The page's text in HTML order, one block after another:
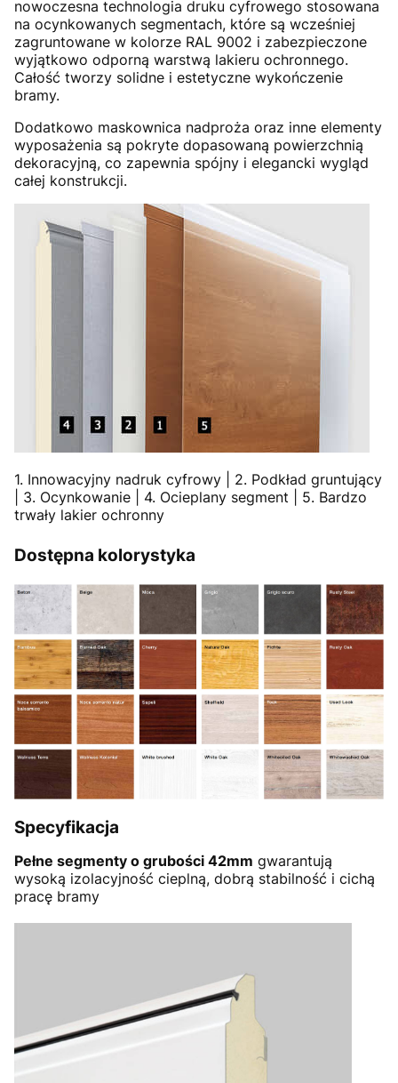
nowoczesna technologia druku cyfrowego stosowana
na ocynkowanych segmentach, które są wcześniej
zagruntowane w kolorze RAL 9002 i zabezpieczone
wyjątkowo odporną warstwą lakieru ochronnego.
Całość tworzy solidne i estetyczne wykończenie
bramy.
Dodatkowo maskownica nadproża oraz inne elementy
wyposażenia są pokryte dopasowaną powierzchnią
dekoracyjną, co zapewnia spójny i elegancki wygląd
całej konstrukcji.
1. Innowacyjny nadruk cyfrowy | 2. Podkład gruntujący
| 3. Ocynkowanie | 4. Ocieplany segment | 5. Bardzo
trwały lakier ochronny
Dostępna kolorystyka
Specyfikacja
Pełne segmenty o grubości 42mm gwarantują
wysoką izolacyjność cieplną, dobrą stabilność i cichą
pracę bramy